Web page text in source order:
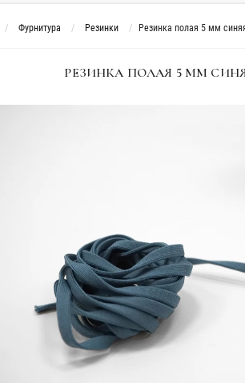
Фурнитура Резинки Резинка полая 5 мм
РЕЗИНКА ПОЛАЯ 5 ММ СИНЯЯ